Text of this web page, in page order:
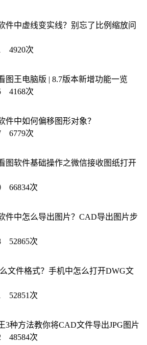
件中虚线变实线？别忘了比例缩放问
4920次
图王电脑版 | 8.7版本新增功能一览
4168次
件中如何偏移图形对象？
6779次
图软件基础操作之微信接收图纸打开
66834次
件中怎么导出图片？CAD导出图片步
52865次
文件格式？手机中怎么打开DWG文
52851次
3种方法教你将CAD文件导出JPG图片
48584次